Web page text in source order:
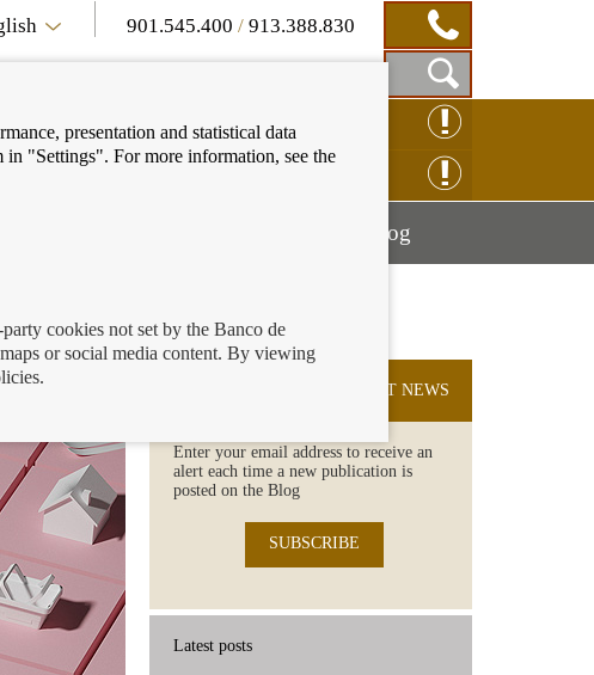
901.545.400 /913.388.830
Show
Search
Box
CLAIM ONLINE
BlogMostrar
SUBSCRIBE TO THE LATEST NEWS
Enter your email address to receive an
alert each time a new publication is
posted on the Blog
SUBSCRIBE
Latest posts
presentation and statistical data
"Settings". For more information, see the
cookies not set by the Banco de
or social media content. By viewing